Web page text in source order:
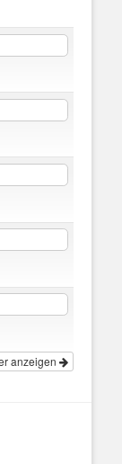
anzeigen